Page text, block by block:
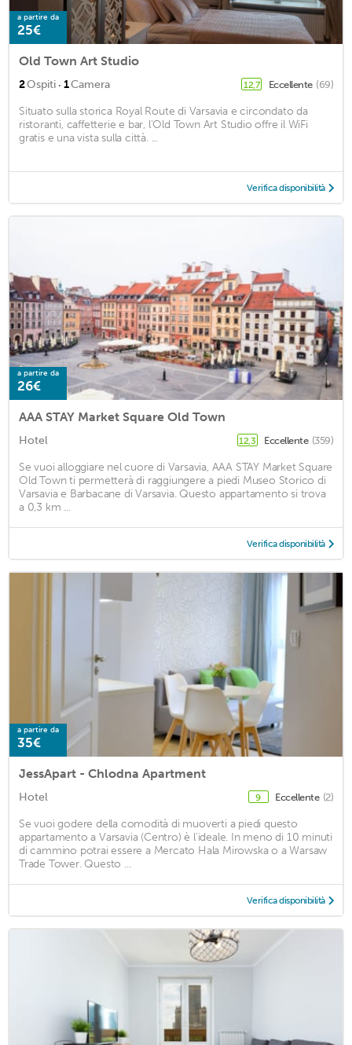
a partire da
25€
Old Town Art Studio
2Ospiti · 1Camera 12,7 Eccellente (69)
Situato sulla storica Royal Route di Varsavia e circondato da
ristoranti, caffetterie e bar, l'Old Town Art Studio offre il WiFi
gratis e una vista sulla città. ...
Verifica disponibilità
a partire da
26€
AAA STAY Market Square Old Town
Hotel 12,3 Eccellente (359)
Se vuoi alloggiare nel cuore di Varsavia, AAA STAY Market Square
Old Town ti permetterà di raggiungere a piedi Museo Storico di
Varsavia e Barbacane di Varsavia. Questo appartamento si trova
a 0,3 km ...
Verifica disponibilità
a partire da
35€
JessApart - Chlodna Apartment
Hotel 9 Eccellente (2)
Se vuoi godere della comodità di muoverti a piedi questo
appartamento a Varsavia (Centro) è l'ideale. In meno di 10 minuti
di cammino potrai essere a Mercato Hala Mirowska o a Warsaw
Trade Tower. Questo ...
Verifica disponibilità